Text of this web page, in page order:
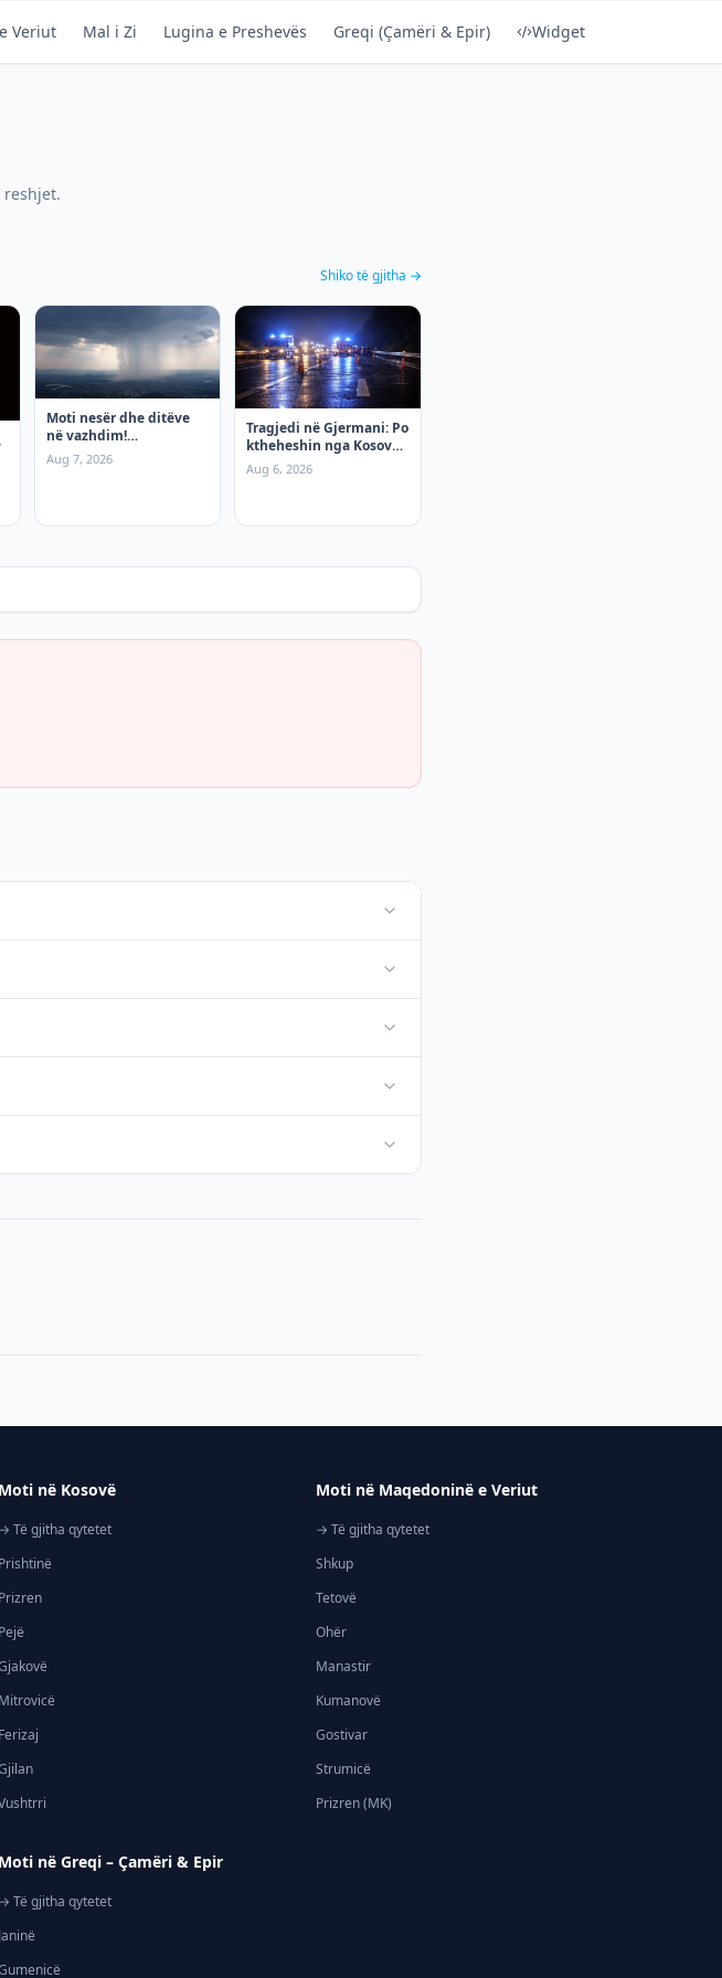
Veriut Mal i Zi Lugina e Preshevës Greqi (Çamëri & Epir) Widget
Shiko të gjitha →
Moti nesër dhe ditëve
në vazhdim!
(07.08.2026.) e Premte
Aug 7, 2026
Tragjedi në Gjermani: Po
ktheheshin nga Kosova,
tre mërgimtarë vdesin
në aksident
Aug 6, 2026
Moti në Kosovë
→ Të gjitha qytetet
Prishtinë
Prizren
Pejë
Mitrovicë
Ferizaj
Moti në Maqedoninë e Veriut
→ Të gjitha qytetet
Shkup
Tetovë
Ohër
Manastir
Kumanovë
Gostivar
Strumicë
Prizren (MK)
Moti në Greqi – Çamëri & Epir
→ Të gjitha qytetet
Janinë